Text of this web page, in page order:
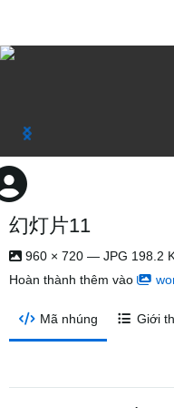
幻灯片11
960 × 720 — JPG 198.2
Hoàn thành thêm vào
Mã nhúng Giới